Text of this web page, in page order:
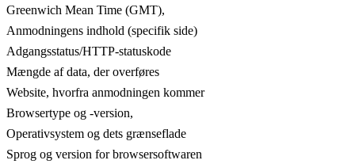
Greenwich Mean Time (GMT),
Anmodningens indhold (specifik side)
Adgangsstatus/HTTP-statuskode
Mængde af data, der overføres
Website, hvorfra anmodningen kommer
Browsertype og -version,
Operativsystem og dets grænseflade
Sprog og version for browsersoftwaren